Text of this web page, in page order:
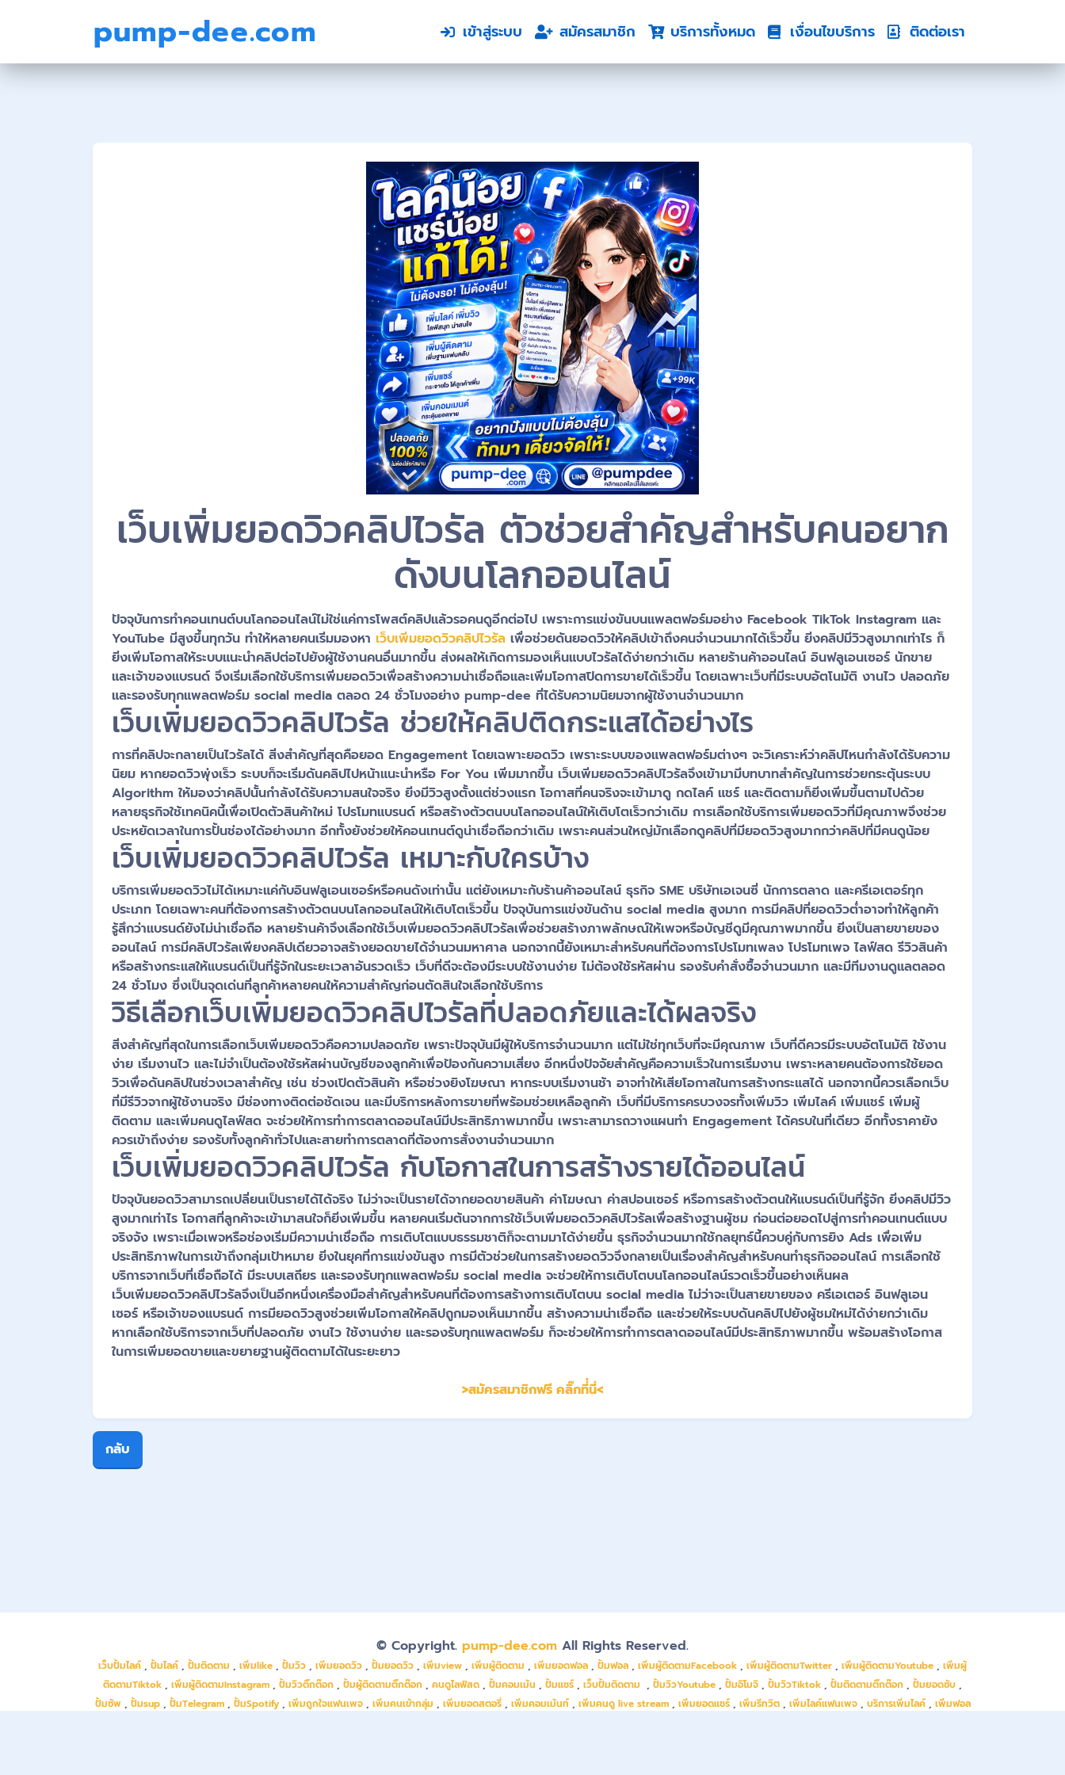
pump-dee.com เข้าสู่ระบบ สมัครสมาชิก บริการทั้งหมด เงื่อนไขบริการ ติดต่อเรา
เว็บเพิ่มยอดวิวคลิปไวรัล ตัวช่วยสำคัญสำหรับคนอยาก
ดังบนโลกออนไลน์
ปัจจุบันการทำคอนเทนต์บนโลกออนไลน์ไม่ใช่แค่การโพสต์คลิปแล้วรอคนดูอีกต่อไป เพราะการแข่งขันบนแพลตฟอร์มอย่าง Facebook TikTok Instagram และ
YouTube มีสูงขึ้นทุกวัน ทำให้หลายคนเริ่มมองหา เว็บเพิ่มยอดวิวคลิปไวรัล เพื่อช่วยดันยอดวิวให้คลิปเข้าถึงคนจำนวนมากได้เร็วขึ้น ยิ่งคลิปมีวิวสูงมากเท่าไร ก็
ยิ่งเพิ่มโอกาสให้ระบบแนะนำคลิปต่อไปยังผู้ใช้งานคนอื่นมากขึ้น ส่งผลให้เกิดการมองเห็นแบบไวรัลได้ง่ายกว่าเดิม หลายร้านค้าออนไลน์ อินฟลูเอนเซอร์ นักขาย
และเจ้าของแบรนด์ จึงเริ่มเลือกใช้บริการเพิ่มยอดวิวเพื่อสร้างความน่าเชื่อถือและเพิ่มโอกาสปิดการขายได้เร็วขึ้น โดยเฉพาะเว็บที่มีระบบอัตโนมัติ งานไว ปลอดภัย
และรองรับทุกแพลตฟอร์ม social media ตลอด 24 ชั่วโมงอย่าง pump-dee ที่ได้รับความนิยมจากผู้ใช้งานจำนวนมาก
เว็บเพิ่มยอดวิวคลิปไวรัล ช่วยให้คลิปติดกระแสได้อย่างไร
การที่คลิปจะกลายเป็นไวรัลได้ สิ่งสำคัญที่สุดคือยอด Engagement โดยเฉพาะยอดวิว เพราะระบบของแพลตฟอร์มต่างๆ จะวิเคราะห์ว่าคลิปไหนกำลังได้รับความ
นิยม หากยอดวิวพุ่งเร็ว ระบบก็จะเริ่มดันคลิปไปหน้าแนะนำหรือ For You เพิ่มมากขึ้น เว็บเพิ่มยอดวิวคลิปไวรัลจึงเข้ามามีบทบาทสำคัญในการช่วยกระตุ้นระบบ
Algorithm ให้มองว่าคลิปนั้นกำลังได้รับความสนใจจริง ยิ่งมีวิวสูงตั้งแต่ช่วงแรก โอกาสที่คนจริงจะเข้ามาดู กดไลค์ แชร์ และติดตามก็ยิ่งเพิ่มขึ้นตามไปด้วย
หลายธุรกิจใช้เทคนิคนี้เพื่อเปิดตัวสินค้าใหม่ โปรโมทแบรนด์ หรือสร้างตัวตนบนโลกออนไลน์ให้เติบโตเร็วกว่าเดิม การเลือกใช้บริการเพิ่มยอดวิวที่มีคุณภาพจึงช่วย
ประหยัดเวลาในการปั้นช่องได้อย่างมาก อีกทั้งยังช่วยให้คอนเทนต์ดูน่าเชื่อถือกว่าเดิม เพราะคนส่วนใหญ่มักเลือกดูคลิปที่มียอดวิวสูงมากกว่าคลิปที่มีคนดูน้อย
เว็บเพิ่มยอดวิวคลิปไวรัล เหมาะกับใครบ้าง
บริการเพิ่มยอดวิวไม่ได้เหมาะแค่กับอินฟลูเอนเซอร์หรือคนดังเท่านั้น แต่ยังเหมาะกับร้านค้าออนไลน์ ธุรกิจ SME บริษัทเอเจนซี่ นักการตลาด และครีเอเตอร์ทุก
ประเภท โดยเฉพาะคนที่ต้องการสร้างตัวตนบนโลกออนไลน์ให้เติบโตเร็วขึ้น ปัจจุบันการแข่งขันด้าน social media สูงมาก การมีคลิปที่ยอดวิวต่ำอาจทำให้ลูกค้า
รู้สึกว่าแบรนด์ยังไม่น่าเชื่อถือ หลายร้านค้าจึงเลือกใช้เว็บเพิ่มยอดวิวคลิปไวรัลเพื่อช่วยสร้างภาพลักษณ์ให้เพจหรือบัญชีดูมีคุณภาพมากขึ้น ยิ่งเป็นสายขายของ
ออนไลน์ การมีคลิปไวรัลเพียงคลิปเดียวอาจสร้างยอดขายได้จำนวนมหาศาล นอกจากนี้ยังเหมาะสำหรับคนที่ต้องการโปรโมทเพลง โปรโมทเพจ ไลฟ์สด รีวิวสินค้า
หรือสร้างกระแสให้แบรนด์เป็นที่รู้จักในระยะเวลาอันรวดเร็ว เว็บที่ดีจะต้องมีระบบใช้งานง่าย ไม่ต้องใช้รหัสผ่าน รองรับคำสั่งซื้อจำนวนมาก และมีทีมงานดูแลตลอด
24 ชั่วโมง ซึ่งเป็นจุดเด่นที่ลูกค้าหลายคนให้ความสำคัญก่อนตัดสินใจเลือกใช้บริการ
วิธีเลือกเว็บเพิ่มยอดวิวคลิปไวรัลที่ปลอดภัยและได้ผลจริง
สิ่งสำคัญที่สุดในการเลือกเว็บเพิ่มยอดวิวคือความปลอดภัย เพราะปัจจุบันมีผู้ให้บริการจำนวนมาก แต่ไม่ใช่ทุกเว็บที่จะมีคุณภาพ เว็บที่ดีควรมีระบบอัตโนมัติ ใช้งาน
ง่าย เริ่มงานไว และไม่จำเป็นต้องใช้รหัสผ่านบัญชีของลูกค้าเพื่อป้องกันความเสี่ยง อีกหนึ่งปัจจัยสำคัญคือความเร็วในการเริ่มงาน เพราะหลายคนต้องการใช้ยอด
วิวเพื่อดันคลิปในช่วงเวลาสำคัญ เช่น ช่วงเปิดตัวสินค้า หรือช่วงยิงโฆษณา หากระบบเริ่มงานช้า อาจทำให้เสียโอกาสในการสร้างกระแสได้ นอกจากนี้ควรเลือกเว็บ
ที่มีรีวิวจากผู้ใช้งานจริง มีช่องทางติดต่อชัดเจน และมีบริการหลังการขายที่พร้อมช่วยเหลือลูกค้า เว็บที่มีบริการครบวงจรทั้งเพิ่มวิว เพิ่มไลค์ เพิ่มแชร์ เพิ่มผู้
ติดตาม และเพิ่มคนดูไลฟ์สด จะช่วยให้การทำการตลาดออนไลน์มีประสิทธิภาพมากขึ้น เพราะสามารถวางแผนทำ Engagement ได้ครบในที่เดียว อีกทั้งราคายัง
ควรเข้าถึงง่าย รองรับทั้งลูกค้าทั่วไปและสายทำการตลาดที่ต้องการสั่งงานจำนวนมาก
เว็บเพิ่มยอดวิวคลิปไวรัล กับโอกาสในการสร้างรายได้ออนไลน์
ปัจจุบันยอดวิวสามารถเปลี่ยนเป็นรายได้ได้จริง ไม่ว่าจะเป็นรายได้จากยอดขายสินค้า ค่าโฆษณา ค่าสปอนเซอร์ หรือการสร้างตัวตนให้แบรนด์เป็นที่รู้จัก ยิ่งคลิปมีวิว
สูงมากเท่าไร โอกาสที่ลูกค้าจะเข้ามาสนใจก็ยิ่งเพิ่มขึ้น หลายคนเริ่มต้นจากการใช้เว็บเพิ่มยอดวิวคลิปไวรัลเพื่อสร้างฐานผู้ชม ก่อนต่อยอดไปสู่การทำคอนเทนต์แบบ
จริงจัง เพราะเมื่อเพจหรือช่องเริ่มมีความน่าเชื่อถือ การเติบโตแบบธรรมชาติก็จะตามมาได้ง่ายขึ้น ธุรกิจจำนวนมากใช้กลยุทธ์นี้ควบคู่กับการยิง Ads เพื่อเพิ่ม
ประสิทธิภาพในการเข้าถึงกลุ่มเป้าหมาย ยิ่งในยุคที่การแข่งขันสูง การมีตัวช่วยในการสร้างยอดวิวจึงกลายเป็นเรื่องสำคัญสำหรับคนทำธุรกิจออนไลน์ การเลือกใช้
บริการจากเว็บที่เชื่อถือได้ มีระบบเสถียร และรองรับทุกแพลตฟอร์ม social media จะช่วยให้การเติบโตบนโลกออนไลน์รวดเร็วขึ้นอย่างเห็นผล
เว็บเพิ่มยอดวิวคลิปไวรัลจึงเป็นอีกหนึ่งเครื่องมือสำคัญสำหรับคนที่ต้องการสร้างการเติบโตบน social media ไม่ว่าจะเป็นสายขายของ ครีเอเตอร์ อินฟลูเอน
เซอร์ หรือเจ้าของแบรนด์ การมียอดวิวสูงช่วยเพิ่มโอกาสให้คลิปถูกมองเห็นมากขึ้น สร้างความน่าเชื่อถือ และช่วยให้ระบบดันคลิปไปยังผู้ชมใหม่ได้ง่ายกว่าเดิม
หากเลือกใช้บริการจากเว็บที่ปลอดภัย งานไว ใช้งานง่าย และรองรับทุกแพลตฟอร์ม ก็จะช่วยให้การทำการตลาดออนไลน์มีประสิทธิภาพมากขึ้น พร้อมสร้างโอกาส
ในการเพิ่มยอดขายและขยายฐานผู้ติดตามได้ในระยะยาว
>สมัครสมาชิกฟรี คลิ๊กที่่นี่<
กลับ
© Copyright. pump-dee.com All Rights Reserved.
เว็บปั้มไลค์ , ปั้มไลค์ , ปั้มติดตาม , เพิ่มlike , ปั้มวิว , เพิ่มยอดวิว , ปั้มยอดวิว , เพิ่มview , เพิ่มผู้ติดตาม , เพิ่มยอดฟอล , ปั้มฟอล , เพิ่มผู้ติดตามFacebook , เพิ่มผู้ติดตามTwitter , เพิ่มผู้ติดตามYoutube , เพิ่มผู้
ติดตามTiktok , เพิ่มผู้ติดตามInstagram , ปั้มวิวติ๊กต๊อก , ปั้มผู้ติดตามติ๊กต๊อก , คนดูไลฟ์สด , ปั้มคอมเม้น , ปั้มแชร์ , เว็บปั้มติดตาม , ปั้มวิวYoutube , ปั้มอิโมจิ , ปั้มวิวTiktok , ปั้มติดตามติ๊กต๊อก , ปั้มยอดซับ ,
ปั้มซัพ , ปั้มsup, ปั้มTelegram, ปั้มSpotify, เพิ่มถูกใจแฟนเพจ, เพิ่มคนเข้ากลุ่ม , เพิ่มยอดสตอรี่, เพิ่มคอมเม้นท์, เพิ่มคนดู live stream, เพิ่มยอดแชร์, เพิ่มรีทวิต, เพิ่มไลค์แฟนเพจ, บริการเพิ่มไลค์, เพิ่มฟอล